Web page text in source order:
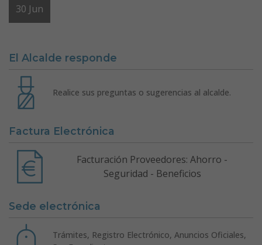
30 Jun
El Alcalde responde
Realice sus preguntas o sugerencias al alcalde.
Factura Electrónica
Facturación Proveedores: Ahorro -
Seguridad - Beneficios
Sede electrónica
Trámites, Registro Electrónico, Anuncios Oficiales,